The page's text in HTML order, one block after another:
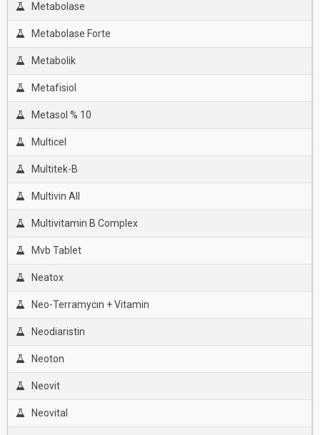
Metabolase
Metabolase Forte
Metabolik
Metafisiol
Metasol % 10
Multicel
Multitek-B
Multivin All
Multivitamin B Complex
Mvb Tablet
Neatox
Neo-Terramycın + Vitamin
Neodiaristin
Neoton
Neovit
Neovital